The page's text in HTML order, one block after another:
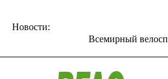
Новости:
Всемирный